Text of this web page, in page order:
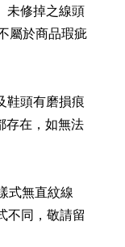
未修掉之線頭
屬於商品瑕疵
鞋頭有磨損痕
存在，如無法
式無直紋線
不同，敬請留